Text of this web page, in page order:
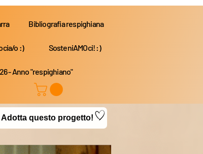
Bibliografia respighiana
o :) SosteniAMOci! :)
- Anno "respighiano"
Adotta questo progetto!